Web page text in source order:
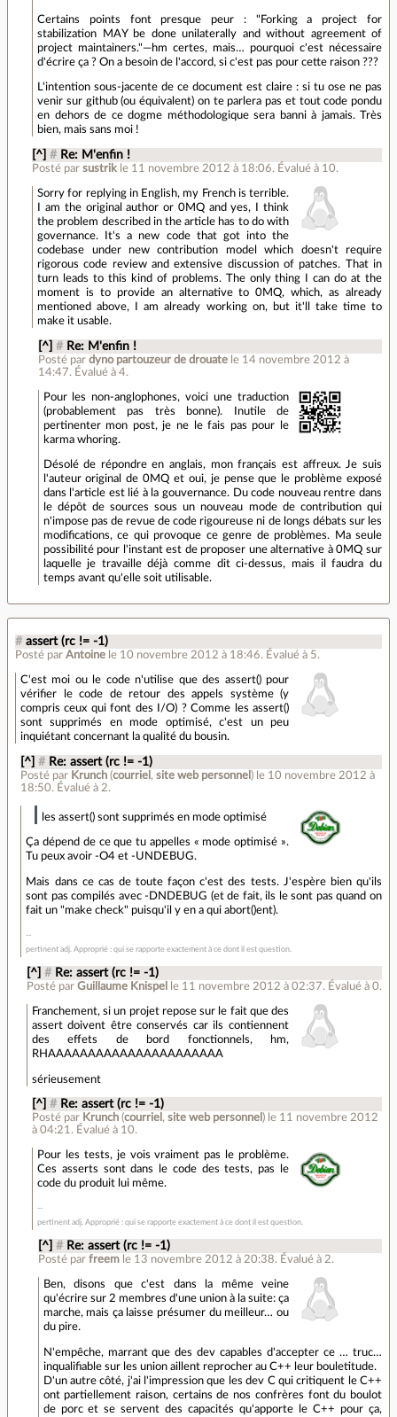
Certains points font presque peur : "Forking a project for
stabilization MAY be done unilaterally and without agreement of
project maintainers."—hm certes, mais… pourquoi c'est nécessaire
d'écrire ça ? On a besoin de l'accord, si c'est pas pour cette raison ???
L'intention sous-jacente de ce document est claire : si tu ose ne pas
venir sur github (ou équivalent) on te parlera pas et tout code pondu
en dehors de ce dogme méthodologique sera banni à jamais. Très
bien, mais sans moi !
[^] # Re: M'enfin !
Posté parsustrik le 11 novembre 2012 à 18:06. Évalué à 10.
Sorry for replying in English, my French is terrible.
I am the original author or 0MQ and yes, I think
the problem described in the article has to do with
governance. It's a new code that got into the
codebase under new contribution model which doesn't require
rigorous code review and extensive discussion of patches. That in
turn leads to this kind of problems. The only thing I can do at the
moment is to provide an alternative to 0MQ, which, as already
mentioned above, I am already working on, but it'll take time to
make it usable.
[^] # Re: M'enfin !
Posté par dyno partouzeur de drouate le 14 novembre 2012 à
14:47. Évalué à 4.
Pour les non-anglophones, voici une traduction
(probablement pas très bonne). Inutile de
pertinenter mon post, je ne le fais pas pour le
karma whoring.
Désolé de répondre en anglais, mon français est affreux. Je suis
l'auteur original de 0MQ et oui, je pense que le problème exposé
dans l'article est lié à la gouvernance. Du code nouveau rentre dans
le dépôt de sources sous un nouveau mode de contribution qui
n'impose pas de revue de code rigoureuse ni de longs débats sur les
modifications, ce qui provoque ce genre de problèmes. Ma seule
possibilité pour l'instant est de proposer une alternative à 0MQ sur
laquelle je travaille déjà comme dit ci-dessus, mais il faudra du
temps avant qu'elle soit utilisable.
# assert (rc != -1)
Posté par Antoine le 10 novembre 2012 à 18:46. Évalué à 5.
C'est moi ou le code n'utilise que des assert() pour
vérifier le code de retour des appels système (y
compris ceux qui font des I/O) ? Comme les assert()
sont supprimés en mode optimisé, c'est un peu
inquiétant concernant la qualité du bousin.
[^] # Re: assert (rc != -1)
Posté par Krunch (courriel ,site web personnel ) le 10 novembre 2012 à
18:50. Évalué à 2.
les assert() sont supprimés en mode optimisé
Ça dépend de ce que tu appelles « mode optimisé ».
Tu peux avoir -O4 et -UNDEBUG.
Mais dans ce cas de toute façon c'est des tests. J'espère bien qu'ils
sont pas compilés avec -DNDEBUG (et de fait, ils le sont pas quand on
fait un "make check" puisqu'il y en a qui abort()ent).
pertinent adj. Approprié : qui se rapporte exactement à ce dont il est question.
[^] # Re: assert (rc != -1)
Posté par Guillaume Knispel le 11 novembre 2012 à 02:37. Évalué à 0.
Franchement, si un projet repose sur le fait que des
assert doivent être conservés car ils contiennent
des effets de bord fonctionnels, hm,
RHAAAAAAAAAAAAAAAAAAAAAA
sérieusement
[^] # Re: assert (rc != -1)
Posté par Krunch (courriel ,site web personnel ) le 11 novembre 2012
à 04:21. Évalué à 10.
Pour les tests, je vois vraiment pas le problème.
Ces asserts sont dans le code des tests, pas le
code du produit lui même.
pertinent adj. Approprié : qui se rapporte exactement à ce dont il est question.
[^] # Re: assert (rc != -1)
Posté par freem le 13 novembre 2012 à 20:38. Évalué à 2.
Ben, disons que c'est dans la même veine
qu'écrire sur 2 membres d'une union à la suite: ça
marche, mais ça laisse présumer du meilleur… ou
du pire.
N'empêche, marrant que des dev capables d'accepter ce … truc…
inqualifiable sur les union aillent reprocher au C++ leur bouletitude.
D'un autre côté, j'ai l'impression que les dev C qui critiquent le C++
ont partiellement raison, certains de nos confrères font du boulot
de porc et se servent des capacités qu'apporte le C++ pour ça,